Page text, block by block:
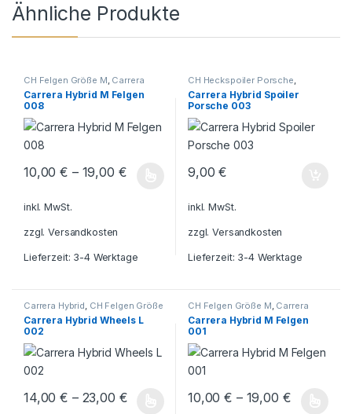
Ähnliche Produkte
CH Felgen Größe M Carrera
Carrera Hybrid M Felgen
008
10,00€ – 19,00 €
Dieses Produkt weist mehrere Varianten auf. Die Optionen
inkl. MwSt.
zzgl.Versandkosten
Lieferzeit: 3-4 Werktage
CH Heckspoiler Porsche
Carrera Hybrid
Carrera Hybrid Spoiler
Porsche 003
9,00€
inkl. MwSt.
zzgl.Versandkosten
Lieferzeit: 3-4 Werktage
Carrera Hybrid, CH Felgen Größe
L
Carrera Hybrid Wheels L
002
14,00€ – 23,00 €
Dieses Produkt weist mehrere Varianten auf. Die Optionen
CH Felgen Größe M, Carrera
Hybrid
Carrera Hybrid M Felgen
001
10,00€ – 19,00 €
Dieses Produkt weist mehrere